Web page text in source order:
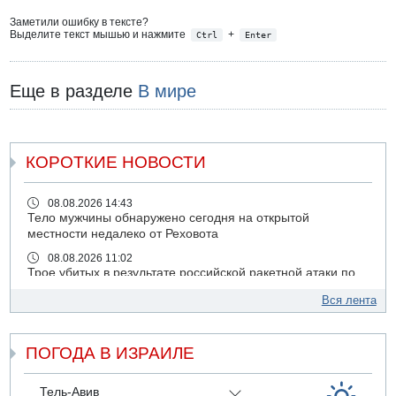
Заметили ошибку в тексте?
Выделите текст мышью и нажмите
Ctrl + Enter
Еще в разделе В мире
КОРОТКИЕ НОВОСТИ
08.08.2026 14:43
Тело мужчины обнаружено сегодня на открытой
местности недалеко от Реховота
08.08.2026 11:02
Трое убитых в результате российской ракетной атаки по
07.08.2026 20:43
07.08.2026 20:41
Ynet: "Хизбалла" запустила БПЛА со взрывчаткой по
Вся лента
ПОГОДА В ИЗРАИЛЕ
Тель-Авив